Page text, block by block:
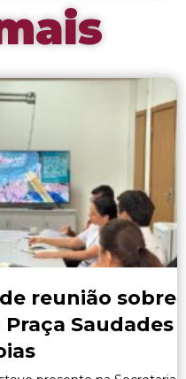
reunião sobre
Saudades